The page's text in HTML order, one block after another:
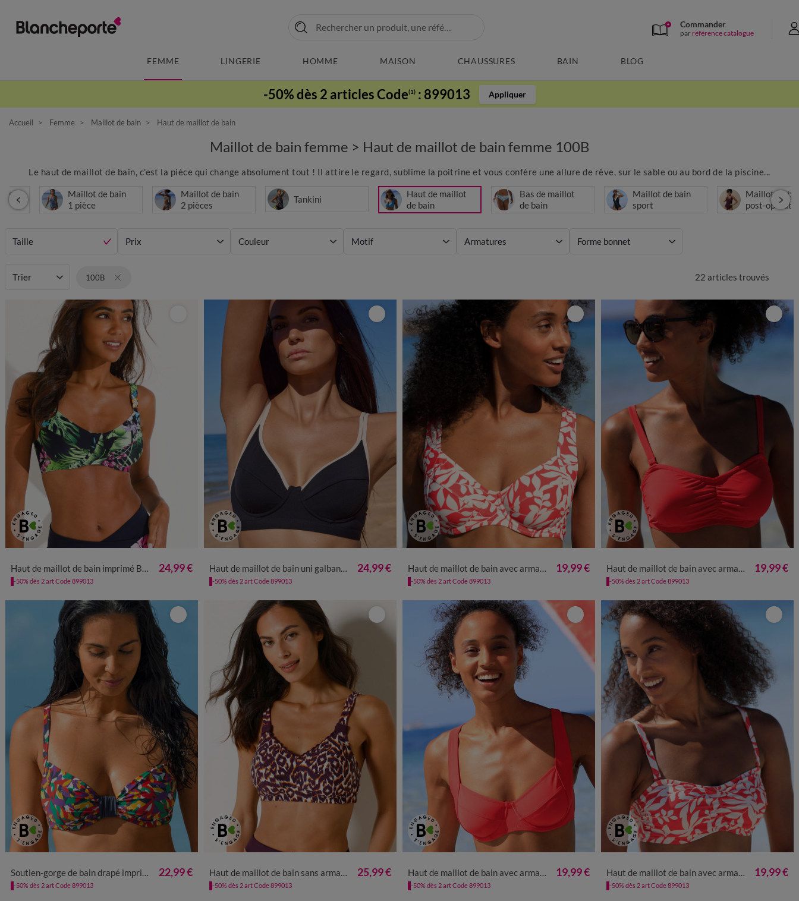
Commander
par référence catalogue
FEMME LINGERIE HOMME MAISON CHAUSSURES BAIN BLOG
-50% dès 2 articles Code(1) : 899013 Appliquer
Accueil Femme Maillot de bain Haut de maillot de bain
Maillot de bain femme > Haut de maillot de bain femme 100B
Le haut de maillot de bain, c'est la pièce qui change absolument tout ! Il attire le regard, sublime la poitrine et vous confère une allure de rêve, sur le sable ou au bord de la piscine...
de
Maillot de bain
1 pièce
Maillot de bain
2 pièces
Tankini
Haut de maillot
de bain
Bas de maillot
de bain
Maillot de bain
sport
Maillot de
post-
Taille Prix Couleur Motif Armatures Forme bonnet
22 articles trouvés
Trier 100B
Haut de maillot de bain imprimé Banna avec armatures flexibles - forme minimiseur 24,99 €
-50% dès 2 art Code 899013
Haut de maillot de bain uni galbant Ilaya - sans armatures 24,99 €
-50% dès 2 art Code 899013
Haut de maillot de bain avec armatures Linao - forme balconnet 19,99 €
-50% dès 2 art Code 899013
Haut de maillot de bain avec armatures Solaro - forme bandeau 19,99 €
-50% dès 2 art Code 899013
Soutien-gorge de bain drapé imprimé Toboki, avec armatures 22,99 €
-50% dès 2 art Code 899013
Haut de maillot de bain sans armatures ligne post-opératoire Araminda 25,99 €
-50% dès 2 art Code 899013
Haut de maillot de bain avec armatures Solaro - forme balconnet 19,99 €
-50% dès 2 art Code 899013
Haut de maillot de bain avec armatures Linao - forme bandeau 19,99 €
-50% dès 2 art Code 899013